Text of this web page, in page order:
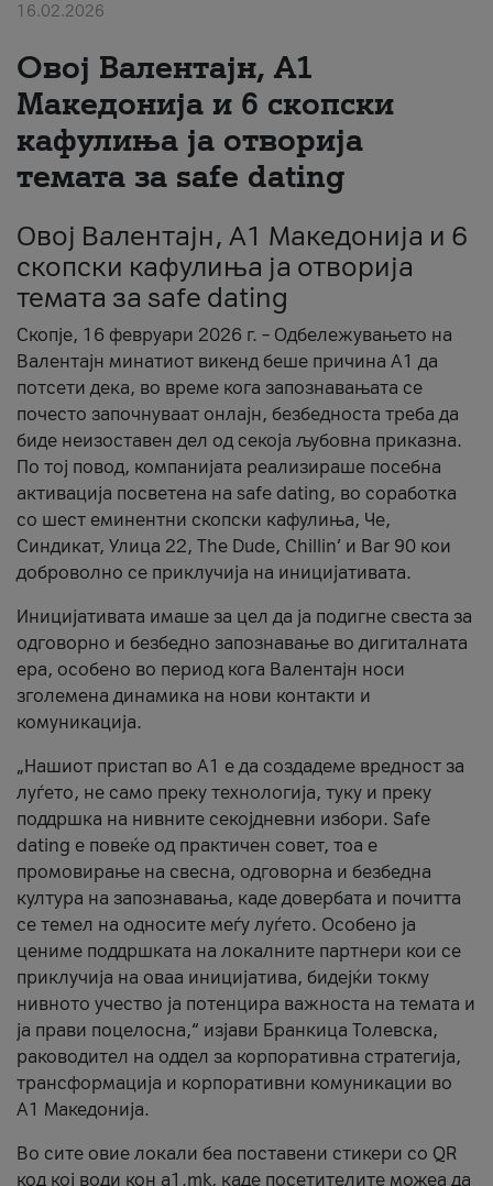
#ПодобарОнлајн
16.02.2026
Овој Валентајн, A1
Македонија и 6 скопски
кафулиња ја отворија
темата за safe dating
Овој Валентајн, A1 Македонија и 6
скопски кафулиња ја отворија
темата за safe dating
Скопје, 16 февруари 2026 г. – Одбележувањето на
Валентајн минатиот викенд беше причина А1 да
потсети дека, во време кога запознавањата се
почесто започнуваат онлајн, безбедноста треба да
биде неизоставен дел од секоја љубовна приказна.
По тој повод, компанијата реализираше посебна
активација посветена на safe dating, во соработка
со шест еминентни скопски кафулиња, Че,
Синдикат, Улица 22, The Dude, Chillin’ и Bar 90 кои
доброволно се приклучија на иницијативата.
Иницијативата имаше за цел да ја подигне свеста за
одговорно и безбедно запознавање во дигиталната
ера, особено во период кога Валентајн носи
зголемена динамика на нови контакти и
комуникација.
„Нашиот пристап во А1 е да создадеме вредност за
луѓето, не само преку технологија, туку и преку
поддршка на нивните секојдневни избори. Safe
dating е повеќе од практичен совет, тоа е
промовирање на свесна, одговорна и безбедна
култура на запознавања, каде довербата и почитта
се темел на односите меѓу луѓето. Особено ја
цениме поддршката на локалните партнери кои се
приклучија на оваа иницијатива, бидејќи токму
нивното учество ја потенцира важноста на темата и
ја прави поцелосна,“ изјави Бранкица Толевска,
раководител на оддел за корпоративна стратегија,
трансформација и корпоративни комуникации во
А1 Македонија.
Во сите овие локали беа поставени стикери со QR
код кој води кон a1.mk, каде посетителите можеа да